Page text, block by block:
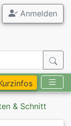
Anmelden
& Schnitt